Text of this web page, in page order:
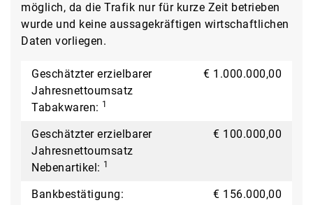
möglich, da die Trafik nur für kurze Zeit betrieben
wurde und keine aussagekräftigen wirtschaftlichen
Daten vorliegen.
Geschätzter erzielbarer
Jahresnettoumsatz
Tabakwaren: 1
€ 1.000.000,00
Geschätzter erzielbarer
Jahresnettoumsatz
Nebenartikel: 1
€ 100.000,00
Bankbestätigung:
€ 156.000,00